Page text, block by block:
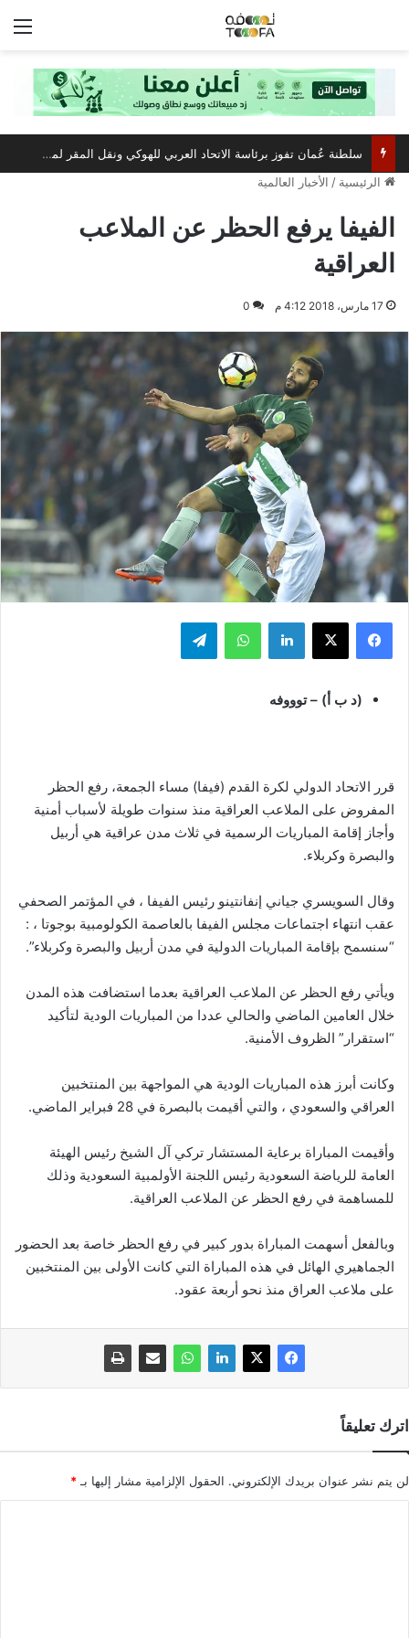
سلطنة عُمان تفوز برئاسة الاتحاد العربي للهوكي ونقل المقر لمسقط
الرئيسية / الأخبار العالمية
الفيفا يرفع الحظر عن الملاعب
العراقية
17 مارس، 2018 4:12 م 0
فيسبوك ‫X لينكدإن واتساب تيلقرام
(د ب أ) – توووفه
قرر الاتحاد الدولي لكرة القدم (فيفا) مساء الجمعة، رفع الحظر
المفروض على الملاعب العراقية منذ سنوات طويلة لأسباب أمنية
وأجاز إقامة المباريات الرسمية في ثلاث مدن عراقية هي أربيل
والبصرة وكربلاء.
وقال السويسري جياني إنفانتينو رئيس الفيفا ، في المؤتمر الصحفي
عقب انتهاء اجتماعات مجلس الفيفا بالعاصمة الكولومبية بوجوتا ، :
“سنسمح بإقامة المباريات الدولية في مدن أربيل والبصرة وكربلاء”.
ويأتي رفع الحظر عن الملاعب العراقية بعدما استضافت هذه المدن
خلال العامين الماضي والحالي عددا من المباريات الودية لتأكيد
“استقرار” الظروف الأمنية.
وكانت أبرز هذه المباريات الودية هي المواجهة بين المنتخبين
العراقي والسعودي ، والتي أقيمت بالبصرة في 28 فبراير الماضي.
وأقيمت المباراة برعاية المستشار تركي آل الشيخ رئيس الهيئة
العامة للرياضة السعودية رئيس اللجنة الأولمبية السعودية وذلك
للمساهمة في رفع الحظر عن الملاعب العراقية.
وبالفعل أسهمت المباراة بدور كبير في رفع الحظر خاصة بعد الحضور
الجماهيري الهائل في هذه المباراة التي كانت الأولى بين المنتخبين
على ملاعب العراق منذ نحو أربعة عقود.
اترك تعليقاً
لن يتم نشر عنوان بريدك الإلكتروني. الحقول الإلزامية مشار إليها بـ*